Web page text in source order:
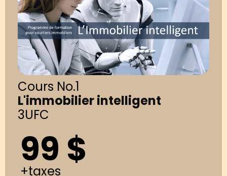
Cours No.1
L'immobilier intelligent
3UFC
99 $
+taxes